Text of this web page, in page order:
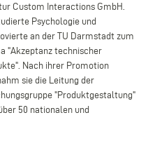
Custom Interactions GmbH.
Psychologie und
an der TU Darmstadt zum
"Akzeptanz technischer
Nach ihrer Promotion
sie die Leitung der
"Produktgestaltung"
50 nationalen und